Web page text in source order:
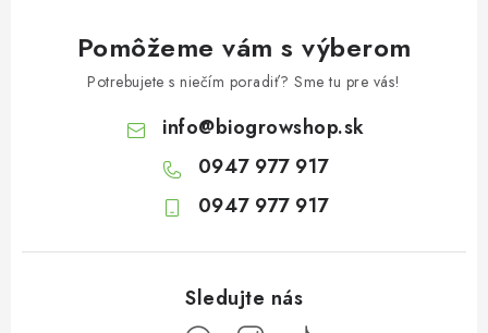
Pomôžeme vám s výberom
Potrebujete s niečím poradiť? Sme tu pre vás!
info@biogrowshop.sk
0947 977 917
0947 977 917